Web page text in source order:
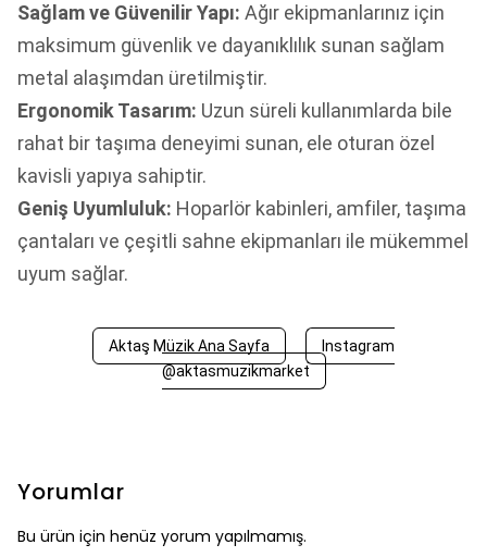
Sağlam ve Güvenilir Yapı: Ağır ekipmanlarınız için
maksimum güvenlik ve dayanıklılık sunan sağlam
metal alaşımdan üretilmiştir.
Ergonomik Tasarım: Uzun süreli kullanımlarda bile
rahat bir taşıma deneyimi sunan, ele oturan özel
kavisli yapıya sahiptir.
Geniş Uyumluluk: Hoparlör kabinleri, amfiler, taşıma
çantaları ve çeşitli sahne ekipmanları ile mükemmel
uyum sağlar.
Aktaş Müzik Ana Sayfa
Instagram
@aktasmuzikmarket
Yorumlar
Bu ürün için henüz yorum yapılmamış.